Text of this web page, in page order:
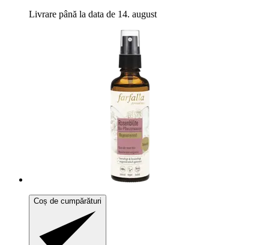
Livrare până la data de 14. august
Coș de cumpărături